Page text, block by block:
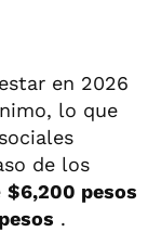
en 2026
lo que
de los
$6,200 pesos
.